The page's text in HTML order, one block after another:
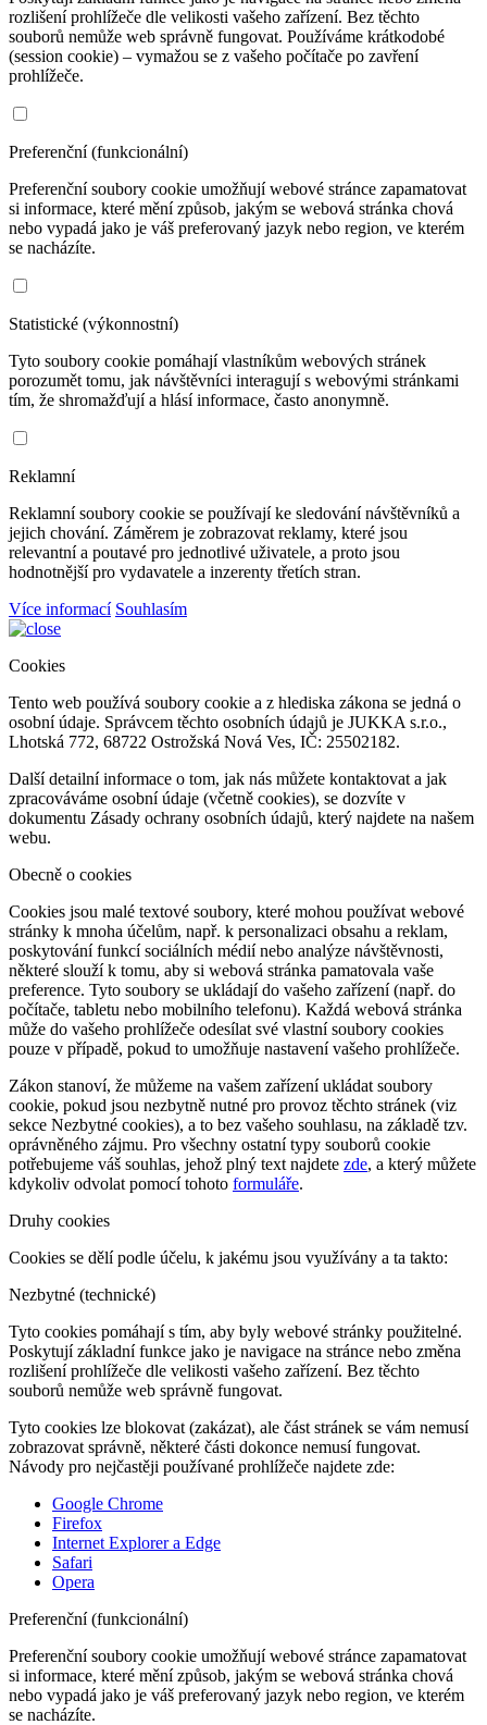
rozlišení prohlížeče dle velikosti vašeho zařízení. Bez těchto
souborů nemůže web správně fungovat. Používáme krátkodobé
(session cookie) – vymažou se z vašeho počítače po zavření
prohlížeče.
Preferenční (funkcionální)
Preferenční soubory cookie umožňují webové stránce zapamatovat
si informace, které mění způsob, jakým se webová stránka chová
nebo vypadá jako je váš preferovaný jazyk nebo region, ve kterém
se nacházíte.
Statistické (výkonnostní)
Tyto soubory cookie pomáhají vlastníkům webových stránek
porozumět tomu, jak návštěvníci interagují s webovými stránkami
tím, že shromažďují a hlásí informace, často anonymně.
Reklamní
Reklamní soubory cookie se používají ke sledování návštěvníků a
jejich chování. Záměrem je zobrazovat reklamy, které jsou
relevantní a poutavé pro jednotlivé uživatele, a proto jsou
hodnotnější pro vydavatele a inzerenty třetích stran.
Více informací Souhlasím
Cookies
Tento web používá soubory cookie a z hlediska zákona se jedná o
osobní údaje. Správcem těchto osobních údajů je JUKKA s.r.o.,
Lhotská 772, 68722 Ostrožská Nová Ves, IČ: 25502182.
Další detailní informace o tom, jak nás můžete kontaktovat a jak
zpracováváme osobní údaje (včetně cookies), se dozvíte v
dokumentu Zásady ochrany osobních údajů, který najdete na našem
webu.
Obecně o cookies
Cookies jsou malé textové soubory, které mohou používat webové
stránky k mnoha účelům, např. k personalizaci obsahu a reklam,
poskytování funkcí sociálních médií nebo analýze návštěvnosti,
některé slouží k tomu, aby si webová stránka pamatovala vaše
preference. Tyto soubory se ukládají do vašeho zařízení (např. do
počítače, tabletu nebo mobilního telefonu). Každá webová stránka
může do vašeho prohlížeče odesílat své vlastní soubory cookies
pouze v případě, pokud to umožňuje nastavení vašeho prohlížeče.
Zákon stanoví, že můžeme na vašem zařízení ukládat soubory
cookie, pokud jsou nezbytně nutné pro provoz těchto stránek (viz
sekce Nezbytné cookies), a to bez vašeho souhlasu, na základě tzv.
oprávněného zájmu. Pro všechny ostatní typy souborů cookie
potřebujeme váš souhlas, jehož plný text najdete zde, a který můžete
kdykoliv odvolat pomocí tohoto formuláře.
Druhy cookies
Cookies se dělí podle účelu, k jakému jsou využívány a ta takto:
Nezbytné (technické)
Tyto cookies pomáhají s tím, aby byly webové stránky použitelné.
Poskytují základní funkce jako je navigace na stránce nebo změna
rozlišení prohlížeče dle velikosti vašeho zařízení. Bez těchto
souborů nemůže web správně fungovat.
Tyto cookies lze blokovat (zakázat), ale část stránek se vám nemusí
zobrazovat správně, některé části dokonce nemusí fungovat.
Návody pro nejčastěji používané prohlížeče najdete zde:
Google Chrome
Firefox
Internet Explorer a Edge
Safari
Opera
Preferenční (funkcionální)
Preferenční soubory cookie umožňují webové stránce zapamatovat
si informace, které mění způsob, jakým se webová stránka chová
nebo vypadá jako je váš preferovaný jazyk nebo region, ve kterém
se nacházíte.